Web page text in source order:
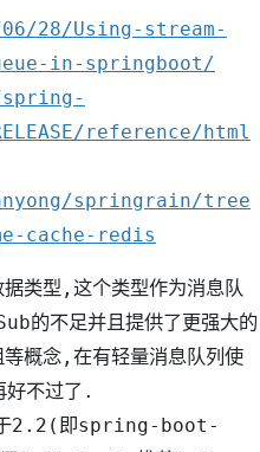
28/Using-stream-
in-springboot/
reference/html
springrain/tree
cache-redis
类型,这个类型作为消息队
的不足并且提供了更强大的
概念,在有轻量消息队列使
好不过了.
于2.2(即spring-boot-